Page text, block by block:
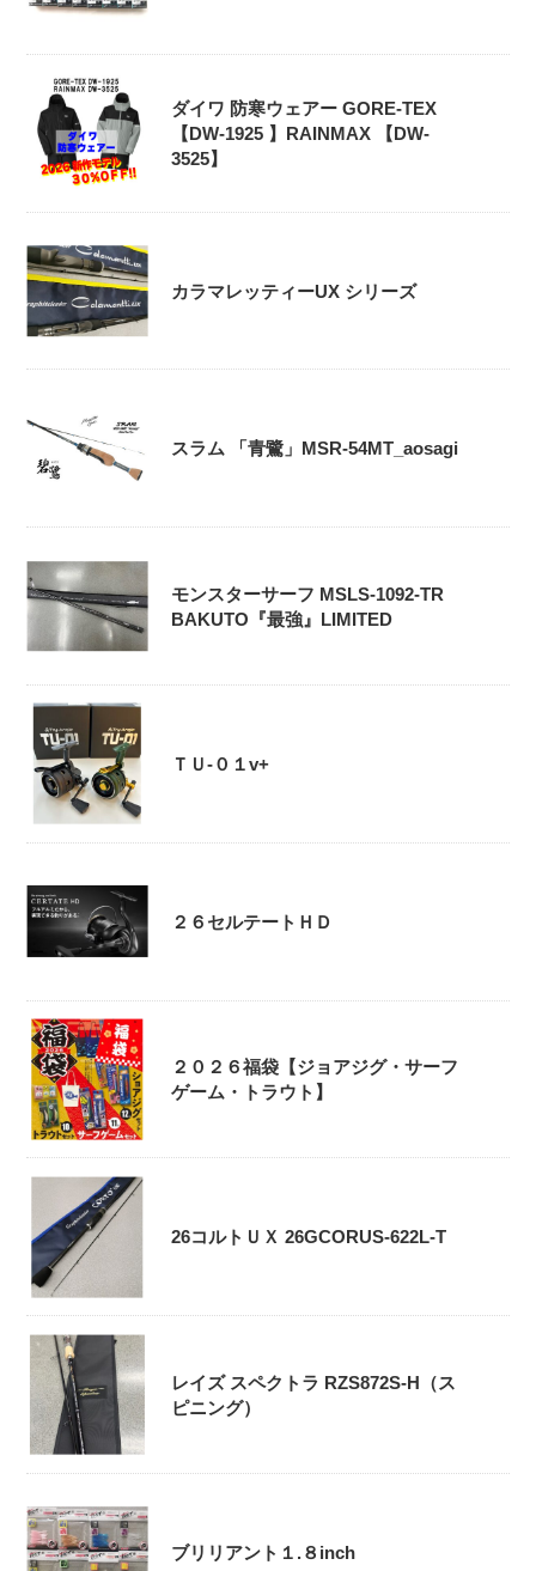
ダイワ 防寒ウェアー GORE-TEX
【DW-1925 】RAINMAX 【DW-
3525】
カラマレッティーUX シリーズ
スラム 「青鷺」MSR-54MT_aosagi
モンスターサーフ MSLS-1092-TR
BAKUTO『最強』LIMITED
ＴＵ-０１v+
２６セルテートＨＤ
２０２６福袋【ジョアジグ・サーフ
ゲーム・トラウト】
26コルトＵＸ 26GCORUS-622L-T
レイズ スペクトラ RZS872S-H（ス
ピニング）
ブリリアント１.８inch